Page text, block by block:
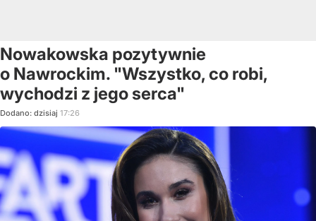
Nowakowska pozytywnie
o Nawrockim. "Wszystko, co robi,
wychodzi z jego serca"
Dodano: dzisiaj 17:26